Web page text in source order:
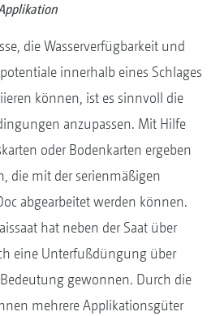
die Wasserverfügbarkeit und
innerhalb eines Schlages
können, ist es sinnvoll die
anzupassen. Mit Hilfe
oder Bodenkarten ergeben
die mit der serienmäßigen
abgearbeitet werden können.
hat neben der Saat über
eine Unterfußdüngung über
gewonnen. Durch die
mehrere Applikationsgüter